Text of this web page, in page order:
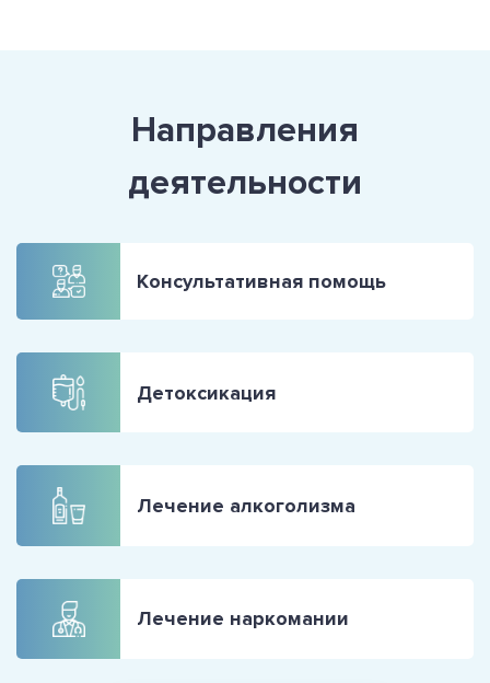
Направления
деятельности
Консультативная помощь
Детоксикация
Лечение алкоголизма
Лечение наркомании